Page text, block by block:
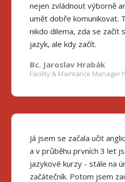
nejen zvládnout výborně
umět dobře komunikovat.
nikdo dilema, zda se začít
jazyk, ale kdy začít.
Bc. Jaroslav Hrabák
Facility & Maintance Manager
Já jsem se začala učit
a v průběhu prvních 3 let
jazykové kurzy - stále na
začátečník. Potom jsem